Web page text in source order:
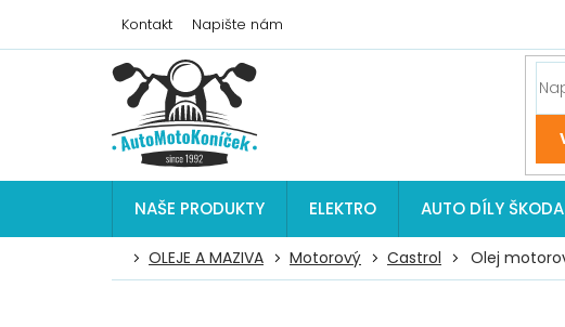
obsah
Kontakt Napište nám
NAŠE PRODUKTY ELEKTRO AUTO DÍLY ŠKODA
OLEJE A MAZIVA Motorový Castrol Olej